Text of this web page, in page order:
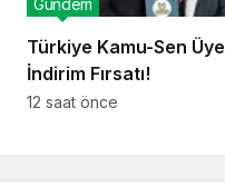
Türkiye Kamu-Sen
İndirim Fırsatı!
Gündem
12 saat önce